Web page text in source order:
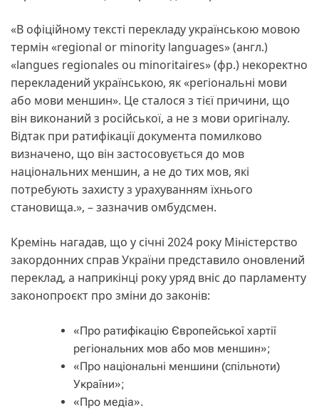
«В офіційному тексті перекладу українською мовою
термін «regional or minority languages» (англ.)
«langues regionales ou minoritaires» (фр.) некоректно
перекладений українською, як «регіональні мови
або мови меншин». Це сталося з тієї причини, що
він виконаний з російської, а не з мови оригіналу.
Відтак при ратифікації документа помилково
визначено, що він застосовується до мов
національних меншин, а не до тих мов, які
потребують захисту з урахуванням їхнього
становища.», – зазначив омбудсмен.
Кремінь нагадав, що у січні 2024 року Міністерство
закордонних справ України представило оновлений
переклад, а наприкінці року уряд вніс до парламенту
законопроєкт про зміни до законів:
«Про ратифікацію Європейської хартії
регіональних мов або мов меншин»;
«Про національні меншини (спільноти)
України»;
«Про медіа».